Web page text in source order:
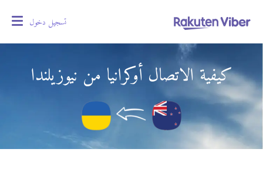
تسجيل دخول
كيفية الاتصال أوكرانيا من نيوزيلندا